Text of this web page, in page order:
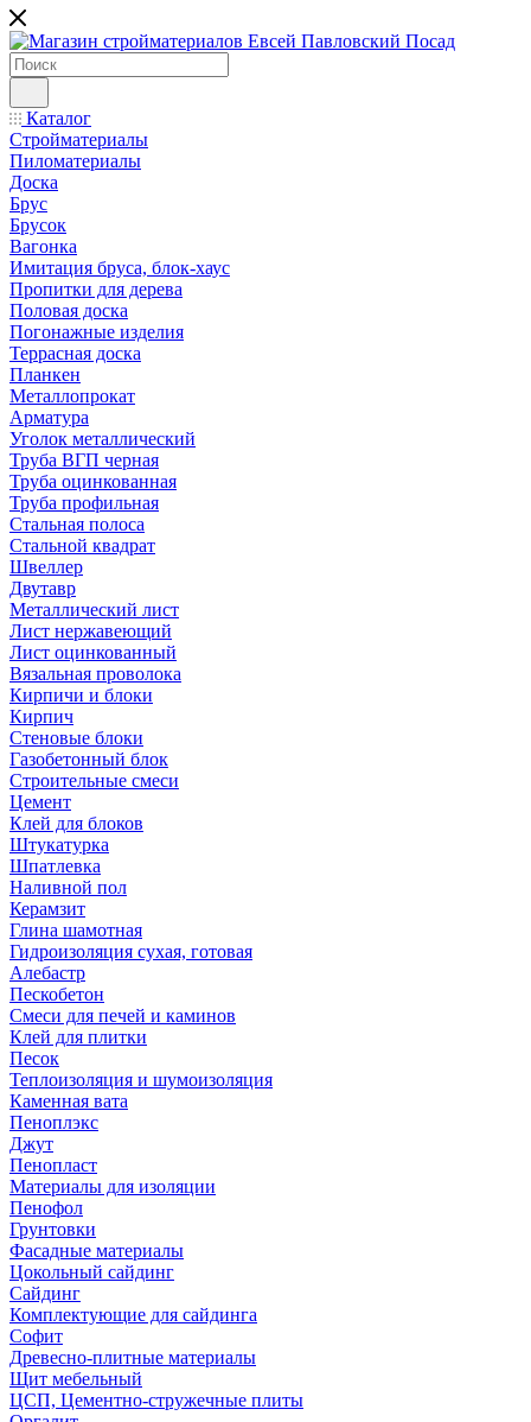
Каталог
Стройматериалы
Пиломатериалы
Доска
Брус
Брусок
Вагонка
Имитация бруса, блок-хаус
Пропитки для дерева
Половая доска
Погонажные изделия
Террасная доска
Планкен
Металлопрокат
Арматура
Уголок металлический
Труба ВГП черная
Труба оцинкованная
Труба профильная
Стальная полоса
Стальной квадрат
Швеллер
Двутавр
Металлический лист
Лист нержавеющий
Лист оцинкованный
Вязальная проволока
Кирпичи и блоки
Кирпич
Стеновые блоки
Газобетонный блок
Строительные смеси
Цемент
Клей для блоков
Штукатурка
Шпатлевка
Наливной пол
Керамзит
Глина шамотная
Гидроизоляция сухая, готовая
Алебастр
Пескобетон
Смеси для печей и каминов
Клей для плитки
Песок
Теплоизоляция и шумоизоляция
Каменная вата
Пеноплэкс
Джут
Пенопласт
Материалы для изоляции
Пенофол
Грунтовки
Фасадные материалы
Цокольный сайдинг
Сайдинг
Комплектующие для сайдинга
Софит
Древесно-плитные материалы
Щит мебельный
ЦСП, Цементно-стружечные плиты